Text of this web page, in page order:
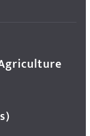
Agriculture